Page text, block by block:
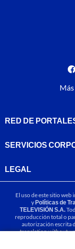
RED DE
SERVICIOS
LEGAL
El uso de este sitio
yPolíticas de
TELEVISIÓN S.A.
reproducción total o
autorización escrita
translation without